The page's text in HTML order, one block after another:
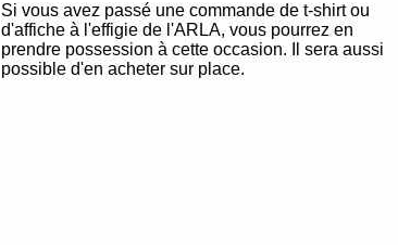
Si vous avez passé une commande de t-shirt ou
d'affiche à l'effigie de l'ARLA, vous pourrez en
prendre possession à cette occasion. Il sera aussi
possible d'en acheter sur place.